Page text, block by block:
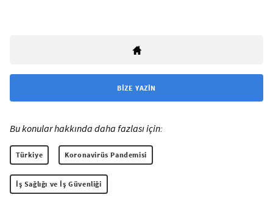
BIZE YAZIN
Bu konular hakkında daha fazlası için:
Türkiye Koronavirüs Pandemisi
İş Sağlığı ve İş Güvenliği